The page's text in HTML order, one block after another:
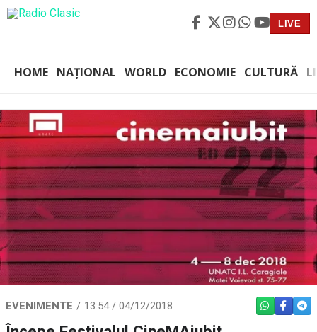
LIVE
HOME NAȚIONAL WORLD ECONOMIE CULTURĂ
EVENIMENTE 13:54 / 04/12/2018 WHATSAPP